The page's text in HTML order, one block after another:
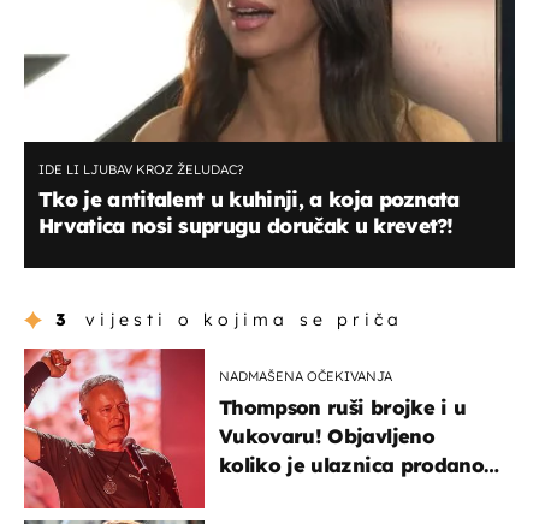
IDE LI LJUBAV KROZ ŽELUDAC?
Tko je antitalent u kuhinji, a koja poznata
Hrvatica nosi suprugu doručak u krevet?!
3 vijesti o kojima se priča
NADMAŠENA OČEKIVANJA
Thompson ruši brojke i u
Vukovaru! Objavljeno
koliko je ulaznica prodano